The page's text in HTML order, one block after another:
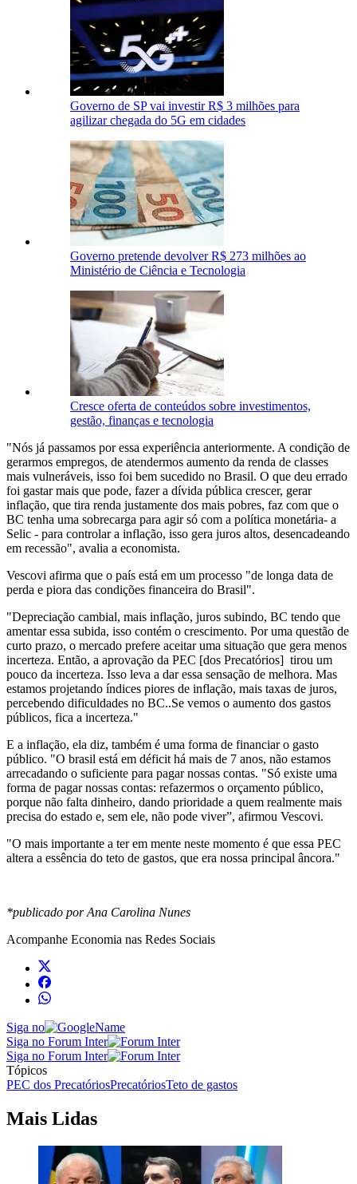
Governo de SP vai investir R$ 3 milhões para
agilizar chegada do 5G em cidades
Governo pretende devolver R$ 273 milhões ao
Ministério de Ciência e Tecnologia
Cresce oferta de conteúdos sobre investimentos,
gestão, finanças e tecnologia
"Nós já passamos por essa experiência anteriormente. A condição de
gerarmos empregos, de atendermos aumento da renda de classes
mais vulneráveis, isso foi bem sucedido no Brasil. O que deu errado
foi gastar mais que pode, fazer a dívida pública crescer, gerar
inflação, que tira renda justamente dos mais pobres, faz com que o
BC tenha uma sobrecarga para agir só com a política monetária- a
Selic - para controlar a inflação, isso gera juros altos, desencadeando
em recessão", avalia a economista.
Vescovi afirma que o país está em um processo "de longa data de
perda e piora das condições financeira do Brasil".
"Depreciação cambial, mais inflação, juros subindo, BC tendo que
amentar essa subida, isso contém o crescimento. Por uma questão de
curto prazo, o mercado prefere aceitar uma situação que gera menos
incerteza. Então, a aprovação da PEC [dos Precatórios] tirou um
pouco da incerteza. Isso leva a dar essa sensação de melhora. Mas
estamos projetando índices piores de inflação, mais taxas de juros,
percebendo dificuldades no BC..Se vemos o aumento dos gastos
públicos, fica a incerteza."
E a inflação, ela diz, também é uma forma de financiar o gasto
público. "O brasil está em déficit há mais de 7 anos, não estamos
arrecadando o suficiente para pagar nossas contas. "Só existe uma
forma de pagar nossas contas: refazermos o orçamento público,
porque não falta dinheiro, dando prioridade a quem realmente mais
precisa do estado e, sem ele, não pode viver”, afirmou Vescovi.
"O mais importante a ter em mente neste momento é que essa PEC
altera a essência do teto de gastos, que era nossa principal âncora."
*publicado por Ana Carolina Nunes
Acompanhe Economia nas Redes Sociais
Siga no
Siga no Forum Inter
Siga no Forum Inter
Tópicos
PEC dos PrecatóriosPrecatóriosTeto de gastos
Mais Lidas